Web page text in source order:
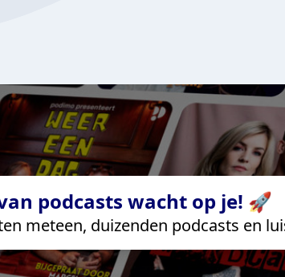
podcasts wacht op je! 🚀
meteen, duizenden podcasts en